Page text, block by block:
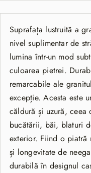
Suprafața lustruită a
nivel suplimentar de
lumina într-un mod
culoarea pietrei.
remarcabile ale
excepție. Acesta este
căldură și uzură,
bucătării, băi, blaturi
exterior. Fiind o piatră
și longevitate de
durabilă în designul